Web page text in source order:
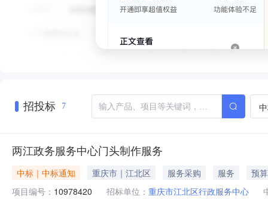
招投标 7
两江政务服务中心门头制作服务
中标｜中标通知 重庆市｜江北区 服务采购 服务
预
项目编号： 10978420 招标单位： 重庆市江北区行政服务中心